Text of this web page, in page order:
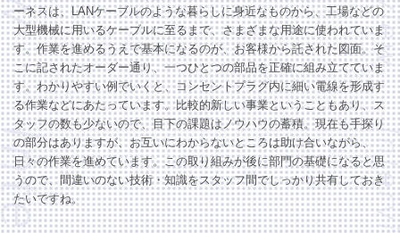
ーネスは、LANケーブルのような暮らしに身近なものから、工場などの
大型機械に用いるケーブルに至るまで、さまざまな用途に使われていま
す。作業を進めるうえで基本になるのが、お客様から託された図面。そ
こに記されたオーダー通り、一つひとつの部品を正確に組み立てていま
す。わかりやすい例でいくと、コンセントプラグ内に細い電線を形成す
る作業などにあたっています。比較的新しい事業ということもあり、ス
タッフの数も少ないので、目下の課題はノウハウの蓄積。現在も手探り
の部分はありますが、お互いにわからないところは助け合いながら、
日々の作業を進めています。この取り組みが後に部門の基礎になると思
うので、間違いのない技術・知識をスタッフ間でしっかり共有しておき
たいですね。